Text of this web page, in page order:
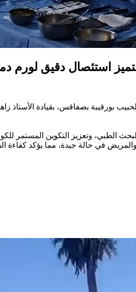
استئصال دقيق لورم
بورقيبة بصفاقس، بقيادة الأستاذ